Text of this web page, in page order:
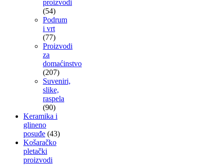
proizvodi
(54)
Podrum
i vrt
(77)
Proizvodi
za
domaćinstvo
(207)
Suveniri,
slike,
raspela
(90)
Keramika i
glineno
posuđe (43)
Košaračko
pletački
proizvodi